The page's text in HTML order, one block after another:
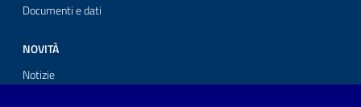
Documenti e dati
NOVITÀ
Notizie